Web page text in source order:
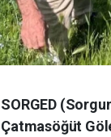
SORGED
Çatmasöğüt